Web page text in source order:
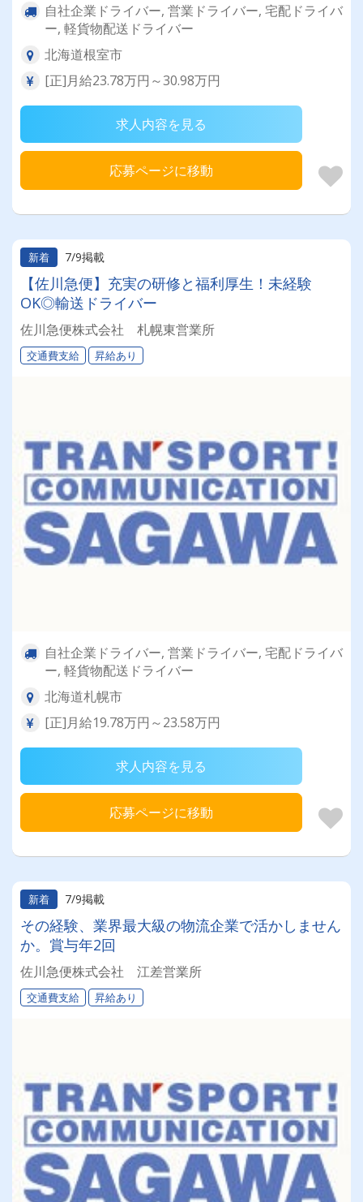
自社企業ドライバー, 営業ドライバー, 宅配ドライバ
ー, 軽貨物配送ドライバー
北海道根室市
[正]月給23.78万円～30.98万円
求人内容を見る
応募ページに移動
新着 7/9掲載
【佐川急便】充実の研修と福利厚生！未経験
OK◎輸送ドライバー
佐川急便株式会社 札幌東営業所
交通費支給 昇給あり
自社企業ドライバー, 営業ドライバー, 宅配ドライバ
ー, 軽貨物配送ドライバー
北海道札幌市
[正]月給19.78万円～23.58万円
求人内容を見る
応募ページに移動
新着 7/9掲載
その経験、業界最大級の物流企業で活かしません
か。賞与年2回
佐川急便株式会社 江差営業所
交通費支給 昇給あり